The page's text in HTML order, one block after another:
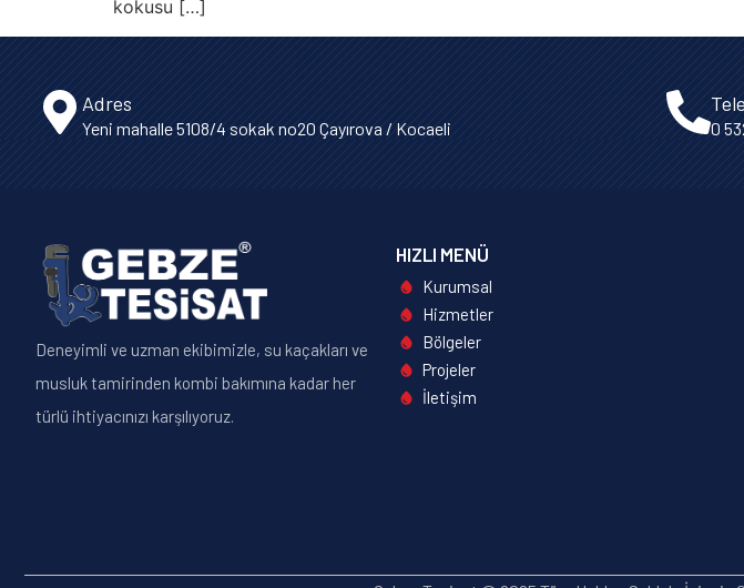
kokusu […]
Adres
Yeni mahalle 5108/4 sokak no20 Çayırova / Kocaeli 0
Deneyimli ve uzman ekibimizle, su kaçakları ve
musluk tamirinden kombi bakımına kadar her
türlü ihtiyacınızı karşılıyoruz.
HIZLI MENÜ
Kurumsal
Hizmetler
Bölgeler
Projeler
İletişim